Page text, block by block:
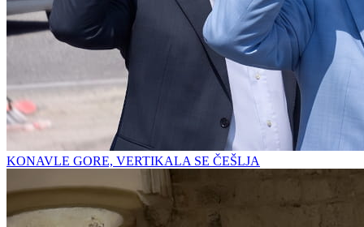
KONAVLE GORE, VERTIKALA SE ČEŠLJA